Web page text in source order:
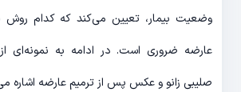
وضعیت بیمار، تعیین می‌کند که کدام
عارضه ضروری است. در ادامه به نمونه‌ای
صلیبی زانو و عکس پس از ترمیم عارضه اشاره